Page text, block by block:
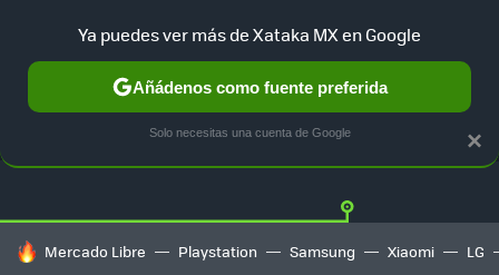
GUÍA DE COMPRAS MERCADO LIBRE
HOY SE HABLA DE
Mercado Libre Playstation Samsung Xiaomi LG
×
Ya puedes ver más de Xataka MX en Google
Añádenos como fuente preferida
Solo necesitas una cuenta de Google